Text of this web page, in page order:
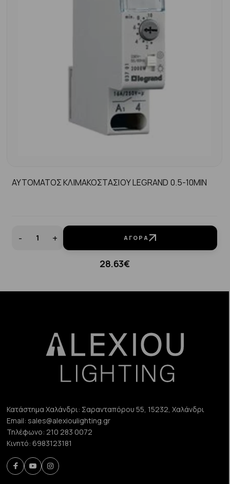
ΑΥΤΟΜΑΤΟΣ ΚΛΙΜΑΚΟΣΤΑΣΙΟΥ LEGRAND 0.5-10MIN
- + ΑΓΟΡΆ
28.63€
Κατάστημα Χαλάνδρι: Σαρανταπόρου 55, 15232, Χαλάνδρι
Email: sales@alexioulighting.gr
Τηλέφωνο: 210 283 0072
Κινητό: 6983123181